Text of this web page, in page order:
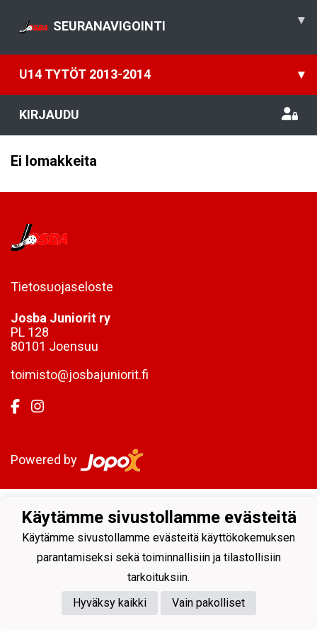
SEURANAVIGOINTI ▾
U14 TYTÖT 2013-2014 ▾
KIRJAUDU
Ei lomakkeita
Tietosuojaseloste
Josba Juniorit ry
PL 128
80101 Joensuu
toimisto@josbajuniorit.fi
Powered by
Käytämme sivustollamme evästeitä
Käytämme sivustollamme evästeitä käyttökokemuksen
parantamiseksi sekä toiminnallisiin ja tilastollisiin
tarkoituksiin.
Hyväksy kaikki
Vain pakolliset